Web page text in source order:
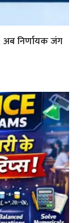
अब निर्णायक जंग